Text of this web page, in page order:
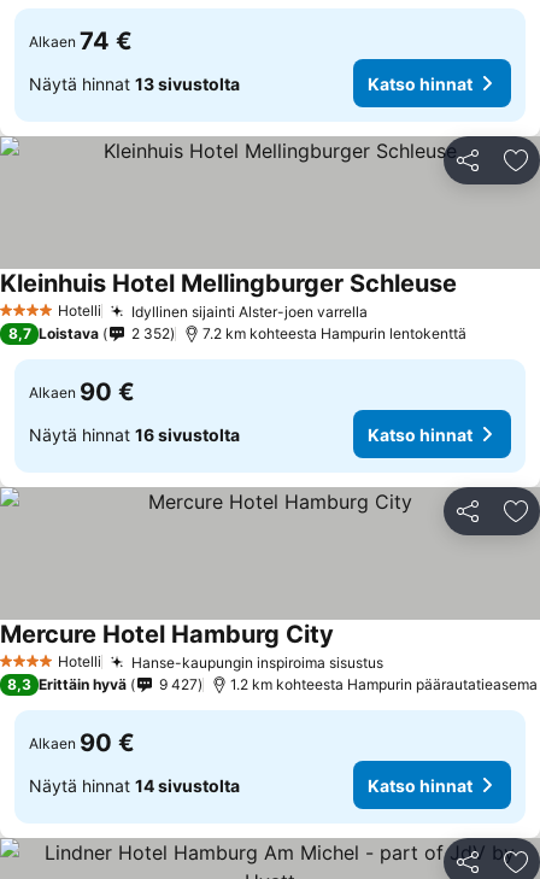
Alkaen 74 €
Näytä hinnat 13 sivustolta Katso hinnat
Jaa
4 Tähtiluokitus
Hotelli Idyllinen sijainti Alster-joen varrella
Kleinhuis Hotel Mellingburger Schleuse
8,7 Loistava 2 352 7.2 km kohteesta Hampurin lentokenttä
Alkaen 90 €
Näytä hinnat 16 sivustolta Katso hinnat
Jaa
4 Tähtiluokitus
Hotelli Hanse-kaupungin inspiroima sisustus
Mercure Hotel Hamburg City
8,3 Erittäin hyvä 9 427 1.2 km kohteesta Hampurin päärautatieasema
Alkaen 90 €
Näytä hinnat 14 sivustolta Katso hinnat
Jaa